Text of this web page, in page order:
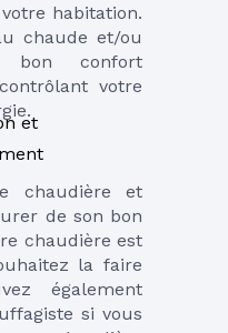
habitation.
chaude et/ou
bon confort
votre
chaudière et
de son bon
chaudière est
la faire
également
si vous
et